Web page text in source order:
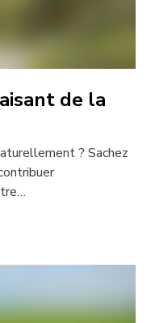
de la
? Sachez